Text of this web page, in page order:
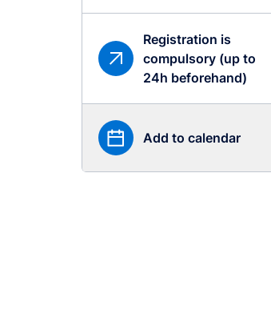
Registration is
compulsory (up to
24h beforehand)
Add to calendar